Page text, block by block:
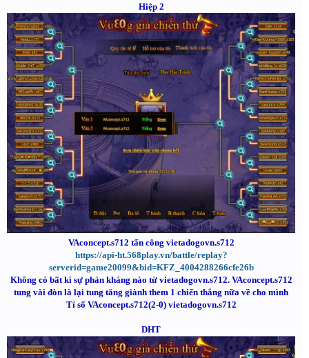
Hiệp 2
VAconcept.s712 tấn công vietadogovn.s712
https://api-ht.568play.vn/battle/replay?
serverid=game20099&bid=KFZ_4004288266cfe26b
Không có bất kì sự phản kháng nào từ vietadogovn.s712. VAconcept.s712
tung vài đòn là lại tung tăng giành them 1 chiến thắng nữa về cho mình
Tỉ số VAconcept.s712(2-0) vietadogovn.s712
DHT